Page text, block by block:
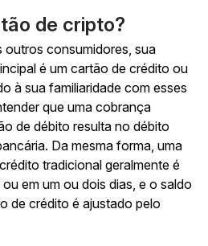
de cripto?
consumidores, sua
é um cartão de crédito ou
à sua familiaridade com esses
que uma cobrança
de débito resulta no débito
Da mesma forma, uma
tradicional geralmente é
em um ou dois dias, e o saldo
de crédito é ajustado pelo